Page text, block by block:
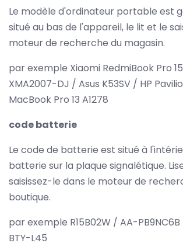
Le modèle d'ordinateur portable est
situé au bas de l'appareil, le lit et le
moteur de recherche du magasin.
par exemple Xiaomi RedmiBook Pro 15
XMA2007-DJ / Asus K53SV / HP
MacBook Pro 13 A1278
code batterie
Le code de batterie est situé à
batterie sur la plaque signalétique.
saisissez-le dans le moteur de
boutique.
par exemple R15B02W / AA-
BTY-L45